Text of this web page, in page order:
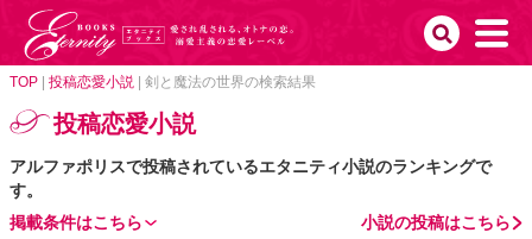
TOP 投稿恋愛小説 剣と魔法の世界の検索結果
投稿恋愛小説
アルファポリスで投稿されているエタニティ小説のランキングで
す。
小説の投稿はこちら
掲載条件はこちら